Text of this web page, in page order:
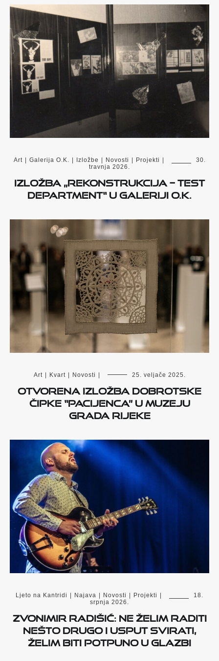
Art Galerija O.K. Izložbe Novosti Projekti
30.
travnja 2026.
Izložba „Rekonstrukcija – Test
Department“ u Galeriji O.K.
Art Kvart Novosti 25. veljače 2025.
Otvorena izložba dobrotske
čipke “Pacijenca” u Muzeju
grada Rijeke
Ljeto na Kantridi Najava Novosti Projekti
18.
srpnja 2026.
Zvonimir Radišić: Ne želim raditi
nešto drugo i usput svirati,
želim biti potpuno u glazbi